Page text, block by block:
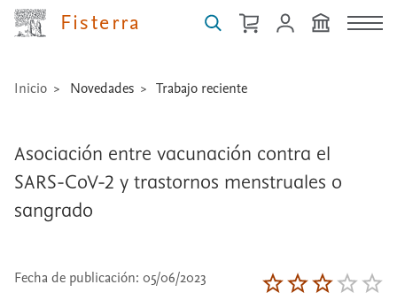
Fisterra
Inicio Novedades Trabajo reciente
Asociación entre vacunación contra el
SARS-CoV-2 y trastornos menstruales o
sangrado
Fecha de publicación: 05/06/2023